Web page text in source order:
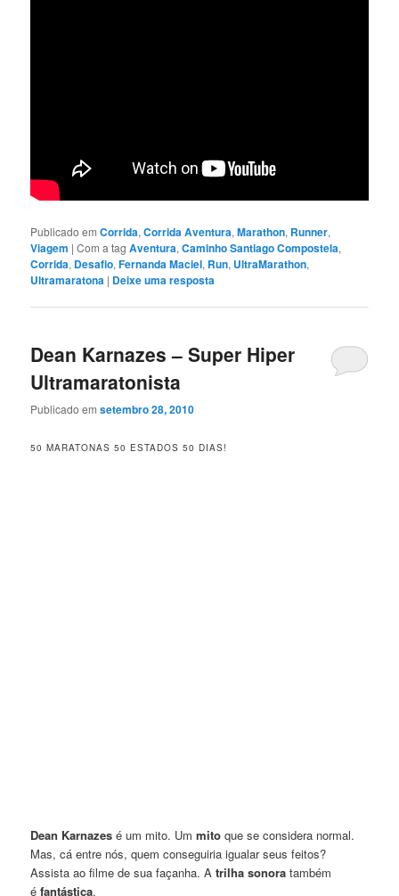
Publicado em Corrida,Corrida Aventura,Marathon, Runner,
Viagem |Com a tagAventura,Caminho Santiago Compostela,
Corrida, Desafio,Fernanda Maciel, Run, UltraMarathon,
Ultramaratona | Deixe uma resposta
Dean Karnazes – Super Hiper
Ultramaratonista
Publicado emsetembro 28, 2010
50 MARATONAS 50 ESTADOS 50 DIAS!
Dean Karnazes é um mito. Ummito que se considera normal.
Mas, cá entre nós, quem conseguiria igualar seus feitos?
Assista ao filme de sua façanha. Atrilha sonora também
éfantástica.